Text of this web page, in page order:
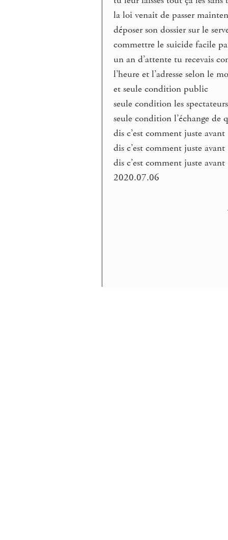
la loi venait de passer
déposer son dossier sur le
commettre le suicide facile
un an d’attente tu recevais
l’heure et l’adresse selon le
et seule condition public
seule condition les spectateurs
seule condition l’échange de
dis c’est comment juste avant
dis c’est comment juste avant
dis c’est comment juste avant
2020.07.06